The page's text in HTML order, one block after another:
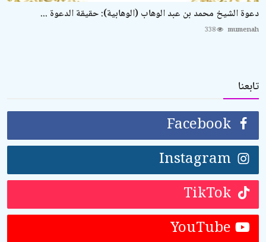
دعوة الشيخ محمد بن عبد الوهاب (الوهابية): حقيقة الدعوة ...
mumenah
تابعنا
Facebook
Instagram
TikTok
YouTube